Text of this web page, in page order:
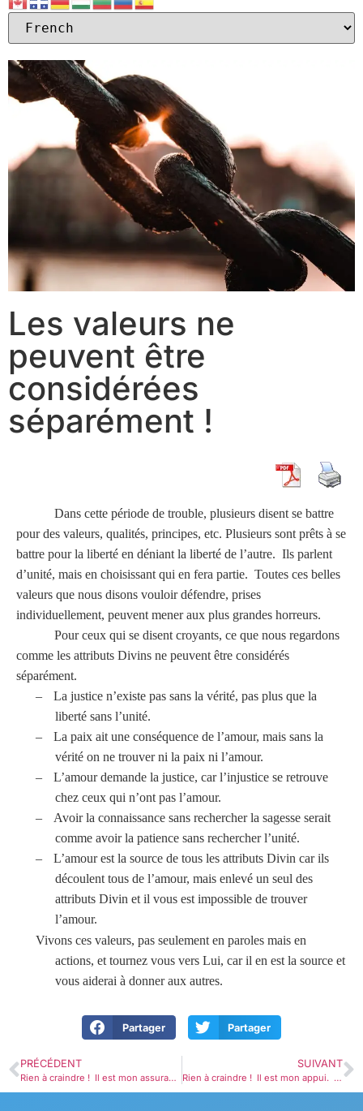
Les valeurs ne
peuvent être
considérées
séparément !
Dans cette période de trouble, plusieurs disent se battre
pour des valeurs, qualités, principes, etc. Plusieurs sont prêts à se
battre pour la liberté en déniant la liberté de l’autre. Ils parlent
d’unité, mais en choisissant qui en fera partie. Toutes ces belles
valeurs que nous disons vouloir défendre, prises
individuellement, peuvent mener aux plus grandes horreurs.
Pour ceux qui se disent croyants, ce que nous regardons
comme les attributs Divins ne peuvent être considérés
séparément.
–
La justice n’existe pas sans la vérité, pas plus que la
liberté sans l’unité.
–
La paix ait une conséquence de l’amour, mais sans la
vérité on ne trouver ni la paix ni l’amour.
–
L’amour demande la justice, car l’injustice se retrouve
chez ceux qui n’ont pas l’amour.
–
Avoir la connaissance sans rechercher la sagesse serait
comme avoir la patience sans rechercher l’unité.
–
L’amour est la source de tous les attributs Divin car ils
découlent tous de l’amour, mais enlevé un seul des
attributs Divin et il vous est impossible de trouver
l’amour.
Vivons ces valeurs, pas seulement en paroles mais en
actions, et tournez vous vers Lui, car il en est la source et
vous aiderai à donner aux autres.
Partager Partager
PRÉCÉDENT
Rien à craindre ! Il est mon assurance. Hébreux 7.18-22
SUIVANT
Rien à craindre ! Il est mon appui. Hébreux 7.23-28